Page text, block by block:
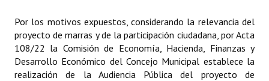
Por los motivos expuestos, considerando la relevancia del
proyecto de marras y de la participación ciudadana, por Acta
108/22 la Comisión de Economía, Hacienda, Finanzas y
Desarrollo Económico del Concejo Municipal establece la
realización de la Audiencia Pública del proyecto de